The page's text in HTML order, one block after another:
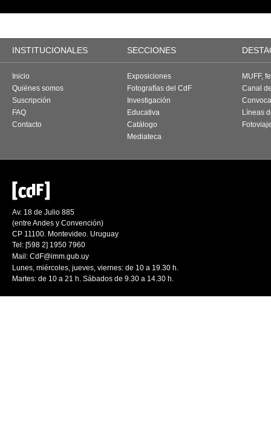
INSTITUCIONALES SECCIONES
Inicio
Quiénes somos
Suscripción
FAQ
Contacto
Exposiciones
Fotografías del CdF
Investigación
Educativa
Catálogo
Mediateca
MUFF,
Canal
Líneas
Av. 18 de Julio 885
(entre Andes y Convención)
CP 11100. Montevideo. Uruguay
Tel: [598 2] 1950 7960
Mail: CdF@imm.gub.uy
Lunes, miércoles, jueves, viernes: de 10 a 19.30 h.
Martes: de 10 a 21 h. Sábados de 9.30 a 14.30 h.